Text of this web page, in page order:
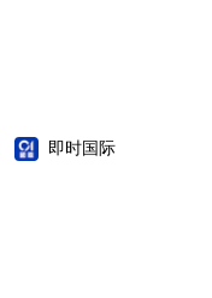
即时国际